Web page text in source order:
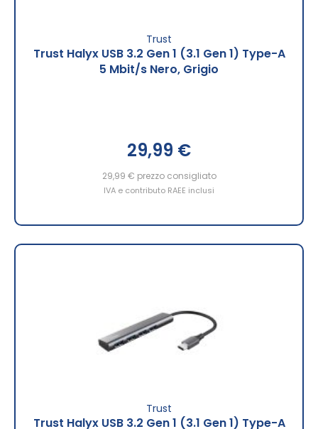
Trust
Trust Halyx USB 3.2 Gen 1 (3.1 Gen 1) Type-A
5 Mbit/s Nero, Grigio
29,99 €
29,99 € prezzo consigliato
IVA e contributo RAEE inclusi
Trust
Trust Halyx USB 3.2 Gen 1 (3.1 Gen 1) Type-A